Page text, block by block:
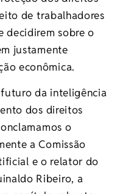
de trabalhadores
decidirem sobre o
justamente
econômica.
da inteligência
dos direitos
o
a Comissão
e o relator do
Ribeiro, a